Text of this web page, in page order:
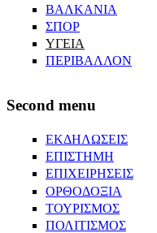
ΒΑΛΚΑΝΙΑ
ΣΠΟΡ
ΥΓΕΙΑ
ΠΕΡΙΒΑΛΛΟΝ
Second menu
ΕΚΔΗΛΩΣΕΙΣ
ΕΠΙΣΤΗΜΗ
ΕΠΙΧΕΙΡΗΣΕΙΣ
ΟΡΘΟΔΟΞΙΑ
ΤΟΥΡΙΣΜΟΣ
ΠΟΛΙΤΙΣΜΟΣ